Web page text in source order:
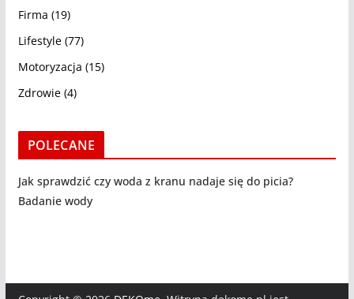
Firma (19)
Lifestyle(77)
Motoryzacja (15)
Zdrowie(4)
POLECANE
Jak sprawdzić czy woda z kranu nadaje się do picia?
Badanie wody